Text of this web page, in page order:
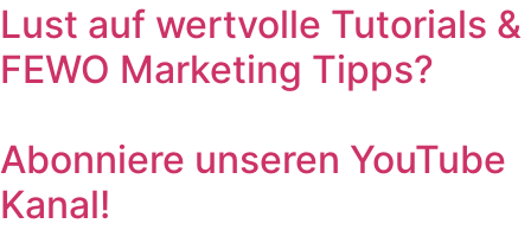
Lust auf wertvolle Tutorials &
FEWO Marketing Tipps?
Abonniere unseren YouTube
Kanal!